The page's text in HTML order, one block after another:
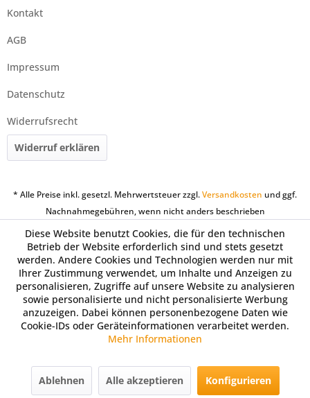
Kontakt
AGB
Impressum
Datenschutz
Widerrufsrecht
Widerruf erklären
* Alle Preise inkl. gesetzl. Mehrwertsteuer zzgl.Versandkosten und ggf.
Nachnahmegebühren, wenn nicht anders beschrieben
Diese Website benutzt Cookies, die für den technischen
Betrieb der Website erforderlich sind und stets gesetzt
werden. Andere Cookies und Technologien werden nur mit
Ihrer Zustimmung verwendet, um Inhalte und Anzeigen zu
personalisieren, Zugriffe auf unsere Website zu analysieren
sowie personalisierte und nicht personalisierte Werbung
anzuzeigen. Dabei können personenbezogene Daten wie
Cookie-IDs oder Geräteinformationen verarbeitet werden.
Mehr Informationen
Ablehnen Alle akzeptieren Konfigurieren